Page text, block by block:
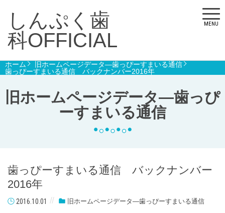
しんぷく歯
科OFFICIAL
MENU
旧ホームページデータ―歯っぴ
ーすまいる通信
ホーム
旧ホームページデータ―歯っぴーすまいる通信
歯っぴーすまいる通信 バックナンバー2016年
歯っぴーすまいる通信 バックナンバー
2016年
2016.10.01 旧ホームページデータ―歯っぴーすまいる通信